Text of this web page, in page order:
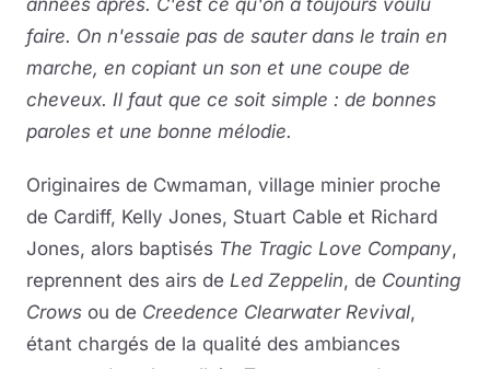
Forum
années après. C'est ce qu'on a toujours voulu
faire. On n'essaie pas de sauter dans le train en
marche, en copiant un son et une coupe de
cheveux. Il faut que ce soit simple : de bonnes
paroles et une bonne mélodie.
Originaires de Cwmaman, village minier proche
de Cardiff, Kelly Jones, Stuart Cable et Richard
Jones, alors baptisés The Tragic Love Company,
reprennent des airs de Led Zeppelin, de Counting
Crows ou de Creedence Clearwater Revival,
étant chargés de la qualité des ambiances